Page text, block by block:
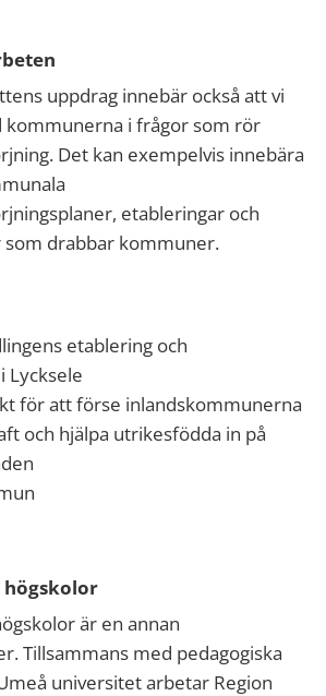
uppdrag innebär också att vi
kommunerna i frågor som rör
Det kan exempelvis innebära
etableringar och
drabbar kommuner.
etablering och
Lycksele
för att förse inlandskommunerna
och hjälpa utrikesfödda in på
högskolor
är en annan
Tillsammans med pedagogiska
universitet arbetar Region